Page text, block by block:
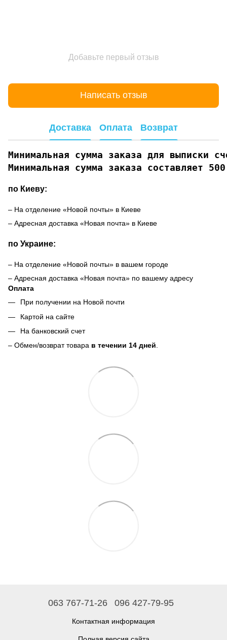
Добавьте первый отзыв
Написать отзыв
Доставка Оплата Возврат
Минимальная сумма заказа для выписки
Минимальная сумма заказа составляет
по Киеву:
– На отделение «Новой почты» в Киеве
– Адресная доставка «Новая почта» в Киеве
по Украине:
– На отделение «Новой почты» в вашем городе
– Адресная доставка «Новая почта» по вашему адресу
Оплата
При получении на Новой почти
Картой на сайте
На банковский счет
– Обмен/возврат товара в течении 14 дней.
063 767-71-26 096 427-79-95
Контактная информация